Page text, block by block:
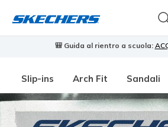
🎒 Guida al rientro a scuola:
Slip-ins Arch Fit Sandali